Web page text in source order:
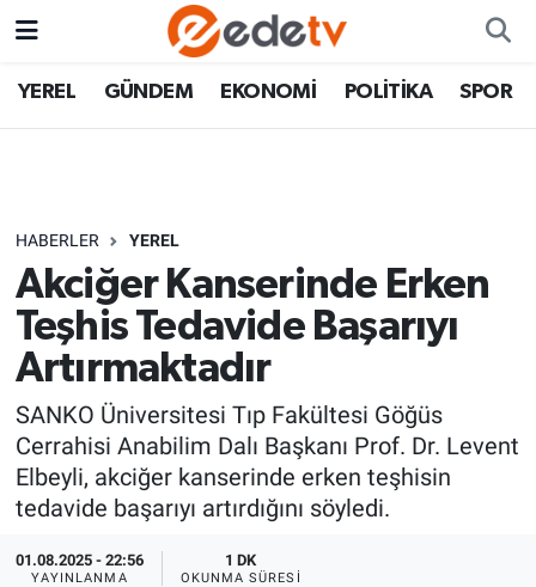
YEREL GÜNDEM EKONOMİ POLİTİKA SPOR
HABERLER YEREL
Akciğer Kanserinde Erken
Teşhis Tedavide Başarıyı
Artırmaktadır
SANKO Üniversitesi Tıp Fakültesi Göğüs
Cerrahisi Anabilim Dalı Başkanı Prof. Dr. Levent
Elbeyli, akciğer kanserinde erken teşhisin
tedavide başarıyı artırdığını söyledi.
01.08.2025 - 22:56
YAYINLANMA
1 DK
OKUNMA SÜRESI